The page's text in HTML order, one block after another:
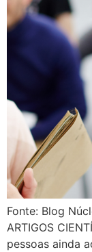
Fonte: Blog
ARTIGOS
pessoas ainda